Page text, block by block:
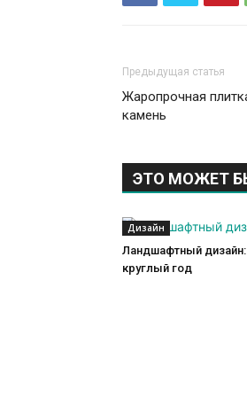
Предыдущая статья
Жаропрочная
камень
ЭТО МОЖЕТ
Дизайн
Ландшафтный дизайн:
круглый год